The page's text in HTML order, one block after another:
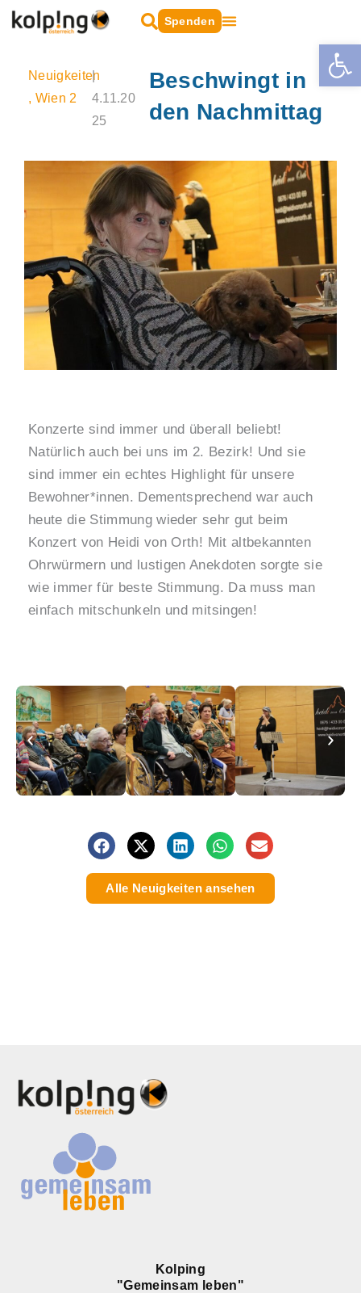
Zum
Inhalt
Suche
oeffnen
Spenden
Neuigkeiten
, Wien 2
|
4.11.20
25
Beschwingt in
den Nachmittag
Konzerte sind immer und überall beliebt!
Natürlich auch bei uns im 2. Bezirk! Und sie
sind immer ein echtes Highlight für unsere
Bewohner*innen. Dementsprechend war auch
heute die Stimmung wieder sehr gut beim
Konzert von Heidi von Orth! Mit altbekannten
Ohrwürmern und lustigen Anekdoten sorgte sie
wie immer für beste Stimmung. Da muss man
einfach mitschunkeln und mitsingen!
Alle Neuigkeiten ansehen
Kolping
"Gemeinsam leben"